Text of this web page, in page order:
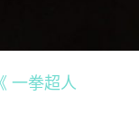
一拳超人